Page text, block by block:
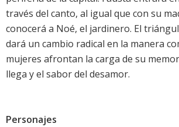
través del canto, al igual que con su
conocerá a Noé, el jardinero. El
dará un cambio radical en la manera
mujeres afrontan la carga de su
llega y el sabor del desamor.
Personajes